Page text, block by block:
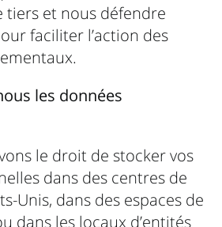
tiers et nous défendre
faciliter l’action des
les données
le droit de stocker vos
dans des centres de
Unis, dans des espaces de
dans les locaux d’entités